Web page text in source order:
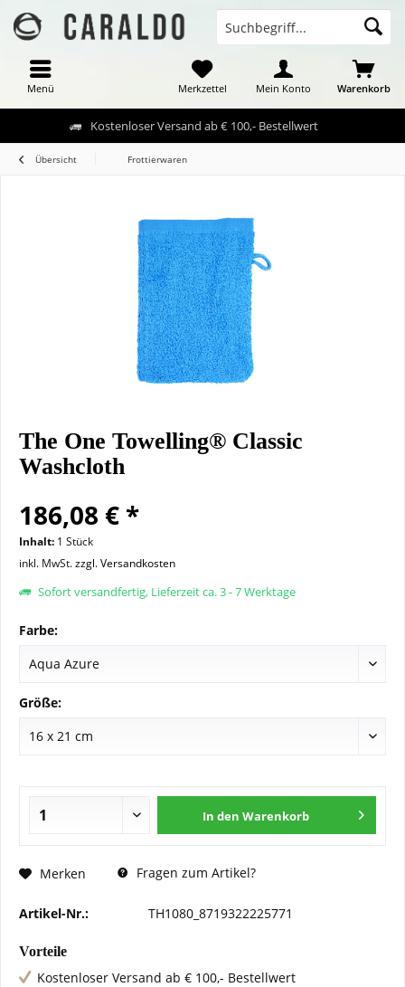
Kostenloser Versand ab € 100,- Bestellwert
Menü Warenkorb
Merkzettel Mein Konto
Übersicht Frottierwaren
The One Towelling® Classic
Washcloth
186,08 € *
Inhalt: 1 Stück
inkl. MwSt.zzgl. Versandkosten
Sofort versandfertig, Lieferzeit ca. 3 - 7 Werktage
Farbe:
Größe:
In den Warenkorb
Merken Fragen zum Artikel?
Artikel-Nr.: TH1080_8719322225771
Vorteile
Kostenloser Versand ab € 100,- Bestellwert